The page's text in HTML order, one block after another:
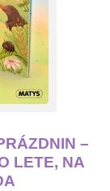
–
LETE, NA